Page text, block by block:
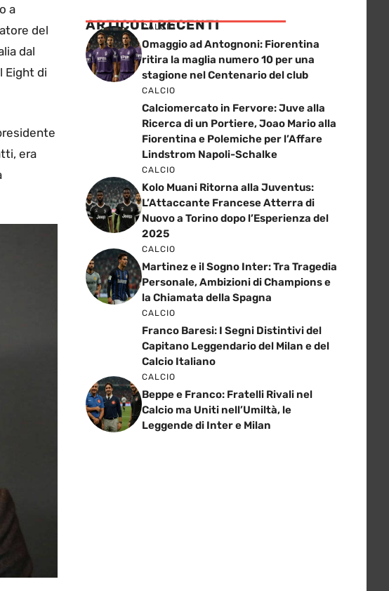
a
del
dal
Eight di
era
ARTICOLI RECENTI
CALCIO
Omaggio ad Antognoni: Fiorentina
ritira la maglia numero 10 per una
stagione nel Centenario del club
CALCIO
Calciomercato in Fervore: Juve alla
Ricerca di un Portiere, Joao Mario alla
Fiorentina e Polemiche per l’Affare
Lindstrom Napoli-Schalke
CALCIO
Kolo Muani Ritorna alla Juventus:
L’Attaccante Francese Atterra di
Nuovo a Torino dopo l’Esperienza del
2025
CALCIO
Martinez e il Sogno Inter: Tra Tragedia
Personale, Ambizioni di Champions e
la Chiamata della Spagna
CALCIO
Franco Baresi: I Segni Distintivi del
Capitano Leggendario del Milan e del
Calcio Italiano
CALCIO
Beppe e Franco: Fratelli Rivali nel
Calcio ma Uniti nell’Umiltà, le
Leggende di Inter e Milan